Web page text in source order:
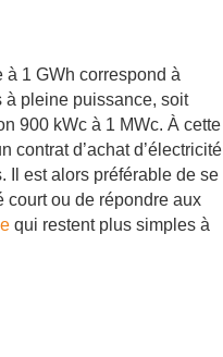
1 GWh correspond à
pleine puissance, soit
900 kWc à 1 MWc. À cette
contrat d’achat d’électricité
Il est alors préférable de se
court ou de répondre aux
qui restent plus simples à